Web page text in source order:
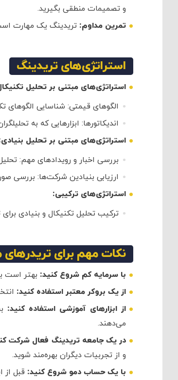
و تصمیمات منطقی بگیرید.
تمرین مداوم: تریدینگ یک مهارت
استراتژی‌های تریدینگ
استراتژی‌های مبتنی بر تحلیل
الگوهای قیمتی: شناسایی الگوهای
اندیکاتورها: ابزارهایی که به
استراتژی‌های مبتنی بر تحلیل
بررسی اخبار و رویدادهای مهم:
ارزیابی بنیادین شرکت‌ها: بررسی
استراتژی‌های ترکیبی:
ترکیب تحلیل تکنیکال و بنیادی
نکات مهم برای
با سرمایه کم شروع کنید: بهتر است
از یک بروکر معتبر استفاده کنید:
از ابزارهای آموزشی استفاده کنید:
می‌دهند.
در یک جامعه تریدینگ فعال شرکت
و از تجربیات دیگران بهره‌مند شوید.
با یک حساب دمو شروع کنید: قبل از